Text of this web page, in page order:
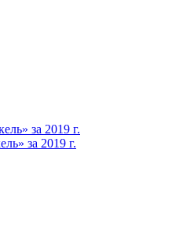
за 2019 г.
за 2019 г.